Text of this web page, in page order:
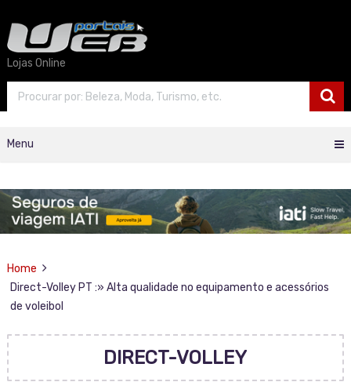
Lojas Online
Menu
Home
Direct-Volley PT :» Alta qualidade no equipamento e acessórios
de voleibol
DIRECT-VOLLEY